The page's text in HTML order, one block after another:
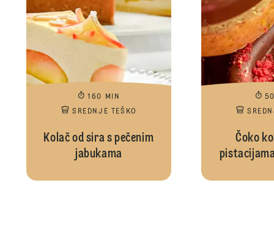
160 MIN
SREDNJE TEŠKO
Kolač od sira s pečenim
jabukama
Čoko